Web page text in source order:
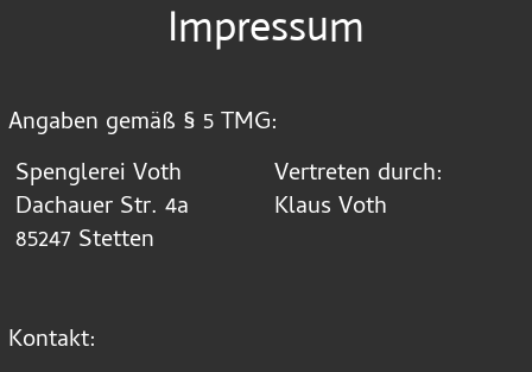
Impressum
Angaben gemäß § 5 TMG:
Spenglerei Voth
Dachauer Str. 4a
85247 Stetten
Vertreten durch:
Klaus Voth
Kontakt: